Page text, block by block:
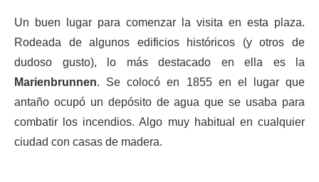
Un buen lugar para comenzar la visita en esta plaza.
Rodeada de algunos edificios históricos (y otros de
dudoso gusto), lo más destacado en ella es la
Marienbrunnen. Se colocó en 1855 en el lugar que
antaño ocupó un depósito de agua que se usaba para
combatir los incendios. Algo muy habitual en cualquier
ciudad con casas de madera.